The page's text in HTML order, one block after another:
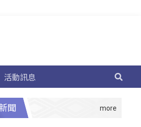
活動訊息
聞